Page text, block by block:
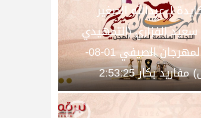
لـ عبدالله الصغير
سعيد الفزاري (التمهيدي
الثالث المهرجان الصيفي 01-08-